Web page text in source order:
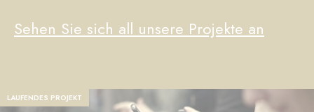
Sehen Sie sich all unsere Projekte an
LAUFENDES PROJEKT